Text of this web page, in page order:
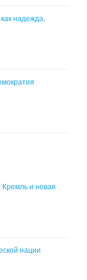
надежда.
Кремль и новая
нации